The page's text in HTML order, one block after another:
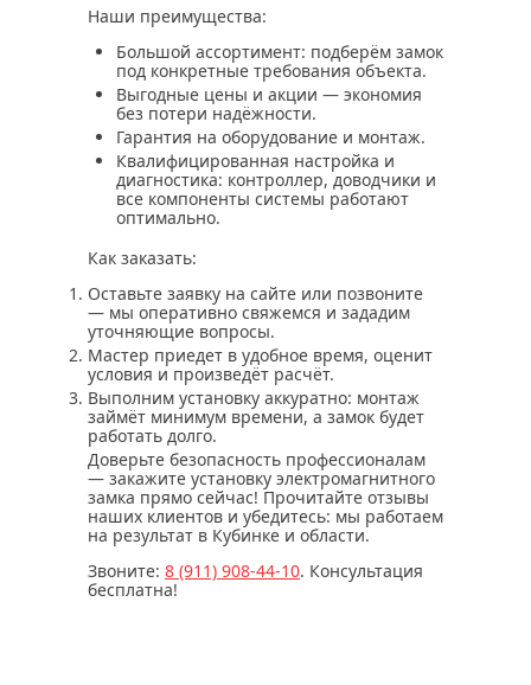
Наши преимущества:
Большой ассортимент: подберём замок
под конкретные требования объекта.
Выгодные цены и акции — экономия
без потери надёжности.
Гарантия на оборудование и монтаж.
Квалифицированная настройка и
диагностика: контроллер, доводчики и
все компоненты системы работают
оптимально.
Как заказать:
Оставьте заявку на сайте или позвоните
— мы оперативно свяжемся и зададим
уточняющие вопросы.
Мастер приедет в удобное время, оценит
условия и произведёт расчёт.
Выполним установку аккуратно: монтаж
займёт минимум времени, а замок будет
работать долго.
Доверьте безопасность профессионалам
— закажите установку электромагнитного
замка прямо сейчас! Прочитайте отзывы
наших клиентов и убедитесь: мы работаем
на результат в Кубинке и области.
Звоните: 8 (911) 908-44-10. Консультация
бесплатна!